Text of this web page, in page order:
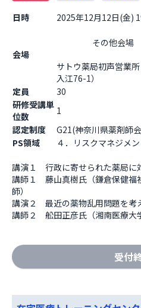
日時 2025年12月12日(金)
会場
サトウ薬局初声営業
入江76-1）
定員
30
研修受講単
位数
1
認定制度
G21(神奈川県薬剤師
PS領域
４．リスクマネジメン
講演１　行政に寄せられた薬局
講師１　藤山真樹氏（鎌倉保健
師）
講演２　最近の薬物乱用問題を考
講師２　舩田正彦氏（湘南医療大
受付